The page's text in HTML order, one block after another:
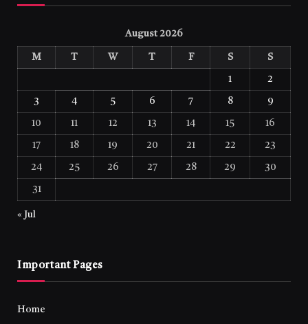
August 2026
M T W T F S S
1 2
3 4 5 6 7 8 9
10 11 12 13 14 15 16
17 18 19 20 21 22 23
24 25 26 27 28 29 30
31
« Jul
Important Pages
Home